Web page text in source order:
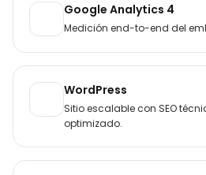
Google Analytics 4
Medición end-to-end del
WordPress
Sitio escalable con SEO
optimizado.